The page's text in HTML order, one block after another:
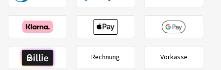
Rechnung Vorkasse